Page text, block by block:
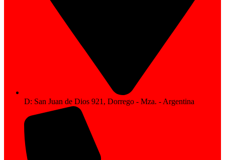
D: San Juan de Dios 921, Dorrego - Mza. - Argentina